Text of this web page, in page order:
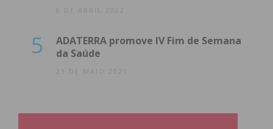
8 DE ABRIL 2022
5
ADATERRA promove IV Fim de Semana
da Saúde
21 DE MAIO 2021